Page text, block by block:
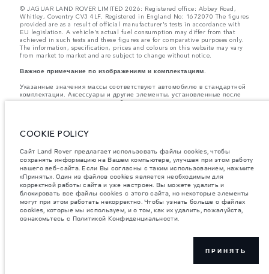
© JAGUAR LAND ROVER LIMITED 2026: Registered office: Abbey Road,
Whitley, Coventry CV3 4LF. Registered in England No: 1672070 The figures
provided are as a result of official manufacturer's tests in accordance with
EU legislation. A vehicle's actual fuel consumption may differ from that
achieved in such tests and these figures are for comparative purposes only.
The information, specification, prices and colours on this website may vary
from market to market and are subject to change without notice.
Важное примечание по изображениям и комплектациям.
Указанные значения массы соответствуют автомобилю в стандартной
комплектации. Аксессуары и другие элементы, установленные после
процесса производства автомобиля, влияют на полезную нагрузку.
аксессуаров, пассажиров, рабочих жидкостей, топлива, а также
Компания Jaguar Land Rover Limited стремится постоянно
совершенствовать характеристики, дизайн и производство своих
автомобилей, а также их запасных частей и аксессуаров. Мы
оставляем за собой право вносить изменения без предварительного
уведомления. В зависимости от модельного года, определенное
оборудование может быть как стандартным, так и опциональным.
Информация, технические характеристики, описания двигателей и
цвета, приведенные на этом веб-сайте, соответствуют моделям,
поставляемым в страны Европы, могут отличаться в зависимости от
могут быть доступны не на всех рынках. Наличие и стоимость
COOKIE POLICY
Сайт Land Rover предлагает использовать файлы cookies, чтобы
сохранять информацию на Вашем компьютере, улучшая при этом работу
нашего веб-сайта. Если Вы согласны с таким использованием, нажмите
«Принять». Один из файлов cookies является необходимым для
корректной работы сайта и уже настроен. Вы можете удалить и
блокировать все файлы cookies с этого сайта, но некоторые элементы
могут при этом работать некорректно. Чтобы узнать больше о файлах
cookies, которые мы используем, и о том, как их удалить, пожалуйста,
ознакомьтесь с Политикой Конфиденциальности.
ПРИНЯТЬ